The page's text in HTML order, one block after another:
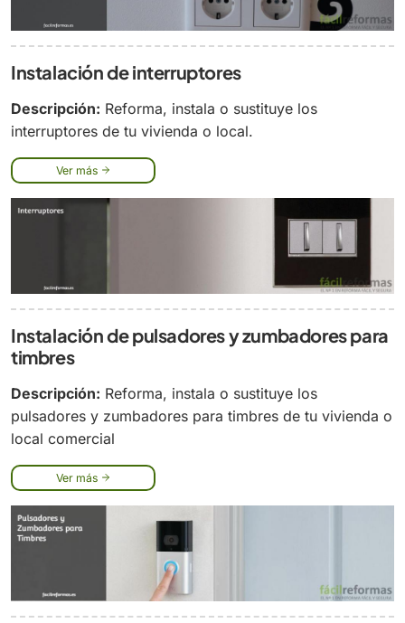
Instalación de interruptores
Descripción: Reforma, instala o sustituye los
interruptores de tu vivienda o local.
Ver más
Instalación de pulsadores y zumbadores para
timbres
Descripción: Reforma, instala o sustituye los
pulsadores y zumbadores para timbres de tu vivienda o
local comercial
Ver más